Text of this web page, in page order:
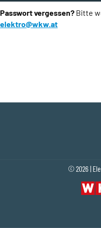
Passwort vergessen? Bitte
elektro@wkw.at
© 2026 |